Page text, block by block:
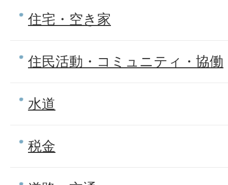
住宅・空き家
住民活動・コミュニティ・協働
水道
税金